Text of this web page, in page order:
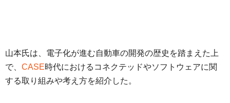
山本氏は、電子化が進む自動車の開発の歴史を踏まえた上
で、 CASE時代におけるコネクテッドやソフトウェアに関
する取り組みや考え方を紹介した。